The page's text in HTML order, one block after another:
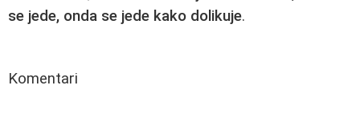
se jede, onda se jede kako dolikuje.
Komentari